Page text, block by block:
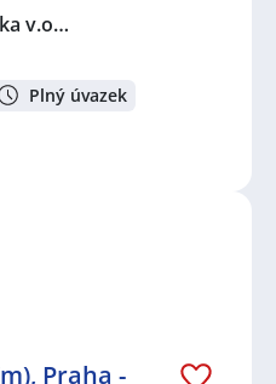
v.o…
Plný úvazek
Praha -